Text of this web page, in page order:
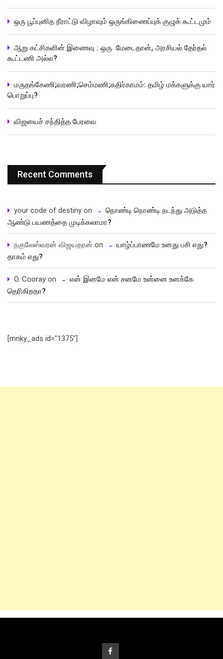
ஒரு பூப்புனித நீராட்டு விழாவும் ஒருங்கிணைப்புக் குழுக் கூட்டமும்
ஆறு கட்சிகளின் இணைவு : ஒரு மேடைதான், அரசியல் தேர்தல்
கூட்டணி அல்ல?
மருதங்கேணி;வரணி;செம்மணி;கதிர்காமம்: தமிழ் மக்களுக்கு யார்
பொறுப்பு?
விஜயைச் சந்தித்த பேரவை
Recent Comments
your code of destiny on
நொண்டி நொண்டி நடந்து அடுத்த
ஆண்டு பயணத்தை முடிக்கலாமா?
நகுலேஸ்வரன் விஜயதரன் on
யாழ்ப்பாணமே உனது பசி எது?
தாகம் எது?
O. Cooray on
என் இனமே என் சனமே உன்னை உனக்கே
தெரிகிறதா?
[mnky_ads id="1375"]